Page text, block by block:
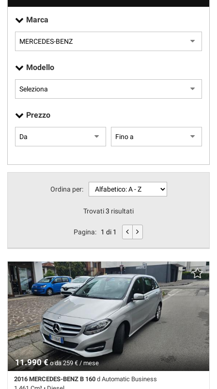
Marca
Modello
Prezzo
Ordina per:
Trovati3 risultati
Pagina: 1 di 1
11.990 €o da 259 € / mese
2016 MERCEDES-BENZ B 160 d Automatic Business
le
funzionalità
svolgere
seguito
Per
maggiori
di
cookie
Puoi
rivedere
e
modificare
le
tue
scelte
in
qualsiasi
momento.